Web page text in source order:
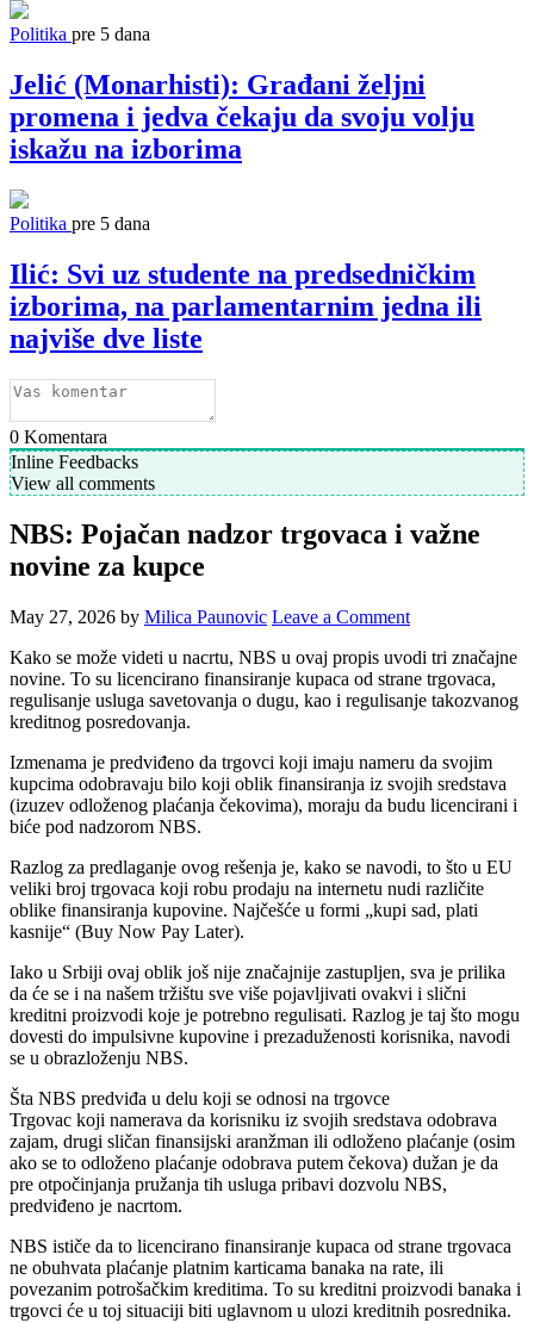
Politika pre 5 dana
Jelić (Monarhisti): Građani željni
promena i jedva čekaju da svoju volju
iskažu na izborima
Politika pre 5 dana
Ilić: Svi uz studente na predsedničkim
izborima, na parlamentarnim jedna ili
najviše dve liste
0 Komentara
Inline Feedbacks
View all comments
NBS: Pojačan nadzor trgovaca i važne
novine za kupce
May 27, 2026 by Milica Paunovic Leave a Comment
Kako se može videti u nacrtu, NBS u ovaj propis uvodi tri značajne
novine. To su licencirano finansiranje kupaca od strane trgovaca,
regulisanje usluga savetovanja o dugu, kao i regulisanje takozvanog
kreditnog posredovanja.
Izmenama je predviđeno da trgovci koji imaju nameru da svojim
kupcima odobravaju bilo koji oblik finansiranja iz svojih sredstava
(izuzev odloženog plaćanja čekovima), moraju da budu licencirani i
biće pod nadzorom NBS.
Razlog za predlaganje ovog rešenja je, kako se navodi, to što u EU
veliki broj trgovaca koji robu prodaju na internetu nudi različite
oblike finansiranja kupovine. Najčešće u formi „kupi sad, plati
kasnije“ (Buy Now Pay Later).
Iako u Srbiji ovaj oblik još nije značajnije zastupljen, sva je prilika
da će se i na našem tržištu sve više pojavljivati ovakvi i slični
kreditni proizvodi koje je potrebno regulisati. Razlog je taj što mogu
dovesti do impulsivne kupovine i prezaduženosti korisnika, navodi
se u obrazloženju NBS.
Šta NBS predviđa u delu koji se odnosi na trgovce
Trgovac koji namerava da korisniku iz svojih sredstava odobrava
zajam, drugi sličan finansijski aranžman ili odloženo plaćanje (osim
ako se to odloženo plaćanje odobrava putem čekova) dužan je da
pre otpočinjanja pružanja tih usluga pribavi dozvolu NBS,
predviđeno je nacrtom.
NBS ističe da to licencirano finansiranje kupaca od strane trgovaca
ne obuhvata plaćanje platnim karticama banaka na rate, ili
povezanim potrošačkim kreditima. To su kreditni proizvodi banaka i
trgovci će u toj situaciji biti uglavnom u ulozi kreditnih posrednika.